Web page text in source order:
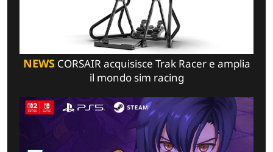
NEWSCORSAIR acquisisce Trak Racer e amplia
il mondo sim racing